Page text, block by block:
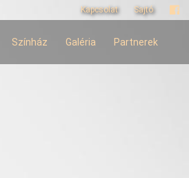
Kapcsolat Sajtó
Színház Galéria Partnerek